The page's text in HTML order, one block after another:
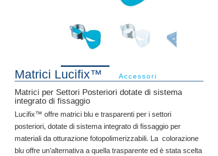
Matrici Lucifix™ Accessori
Matrici per Settori Posteriori dotate di sistema
integrato di fissaggio
Lucifix™ offre matrici blu e trasparenti per i settori
posteriori, dotate di sistema integrato di fissaggio per
materiali da otturazione fotopolimerizzabili. La colorazione
blu offre un’alternativa a quella trasparente ed è stata scelta